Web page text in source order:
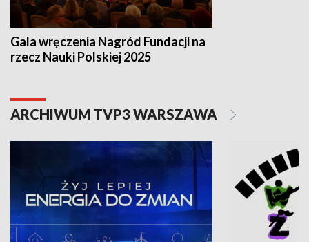
Gala wręczenia Nagród Fundacji na
rzecz Nauki Polskiej 2025
ARCHIWUM TVP3 WARSZAWA